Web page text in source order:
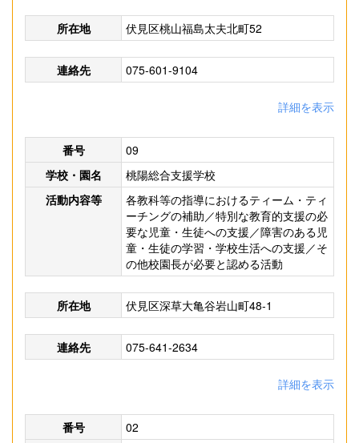
所在地 伏見区桃山福島太夫北町52
連絡先 075-601-9104
詳細を表示
番号
09
学校・園名
桃陽総合支援学校
活動内容等
各教科等の指導におけるティーム・ティ
ーチングの補助／特別な教育的支援の必
要な児童・生徒への支援／障害のある児
童・生徒の学習・学校生活への支援／そ
の他校園長が必要と認める活動
所在地 伏見区深草大亀谷岩山町48-1
連絡先 075-641-2634
詳細を表示
番号
02